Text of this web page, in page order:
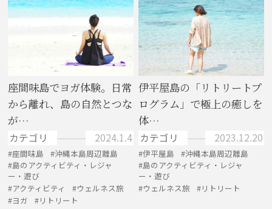
座間味島でヨガ体験。日常
から離れ、島の自然とつな
が…
カテゴリ 2024.1.4
座間味島
沖縄本島周辺離島
島のアクティビティ・レジャ
ー・遊び
アクティビティ
ウェルネス旅
ヨガ
リトリート
伊平屋島の「リトリートプ
ログラム」で極上の癒しを
体…
カテゴリ 2023.12.20
伊平屋島
沖縄本島周辺離島
島のアクティビティ・レジャ
ー・遊び
ウェルネス旅
リトリート